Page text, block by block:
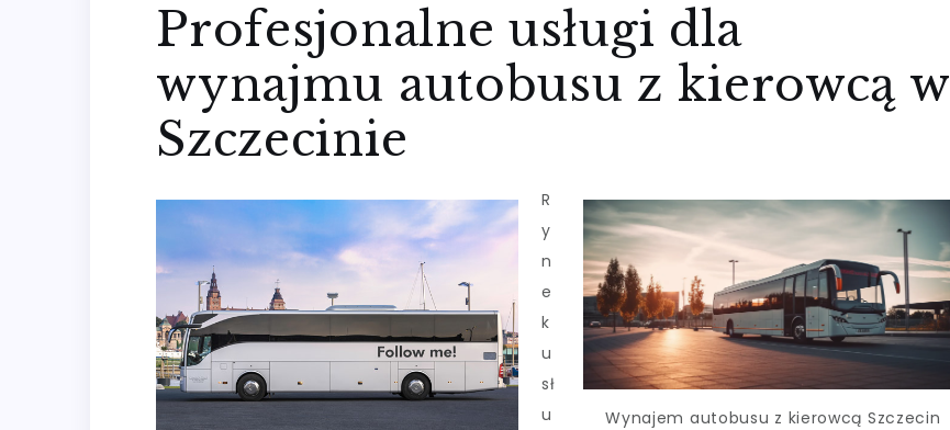
Profesjonalne usługi dla
wynajmu autobusu z kierowcą w
Szczecinie
Wynajem autobusu z kierowcą Szczecin
R
y
n
e
k
u
sł
u